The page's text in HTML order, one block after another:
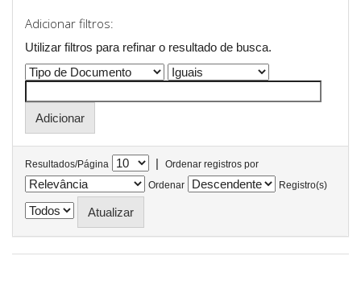
Adicionar filtros:
Utilizar filtros para refinar o resultado de busca.
Resultados/Página |
Ordenar registros por
Ordenar
Registro(s)